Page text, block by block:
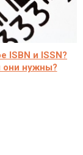
ISBN и ISSN?
они нужны?